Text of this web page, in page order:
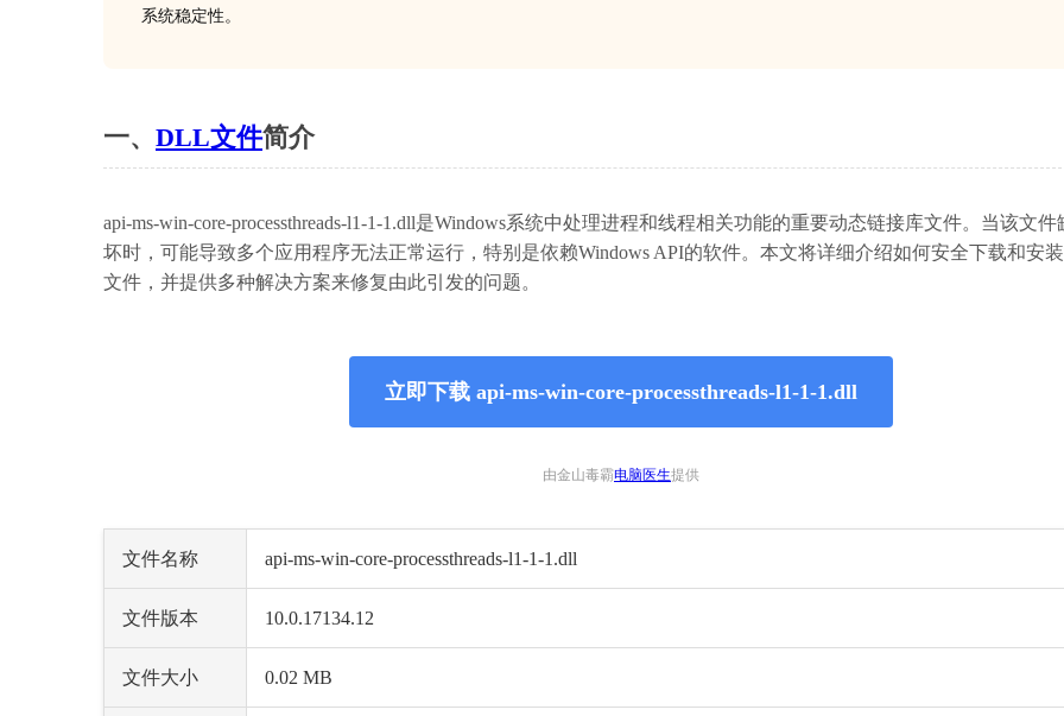
系统稳定性。
一、 DLL文件简介
api-ms-win-core-processthreads-l1-1-1.dll是Windows系统中处理进程和线程相关功能的重要动态链接库文件。当该文
坏时，可能导致多个应用程序无法正常运行，特别是依赖Windows API的软件。本文将详细介绍如何安全下载和安
文件，并提供多种解决方案来修复由此引发的问题。
立即下载 api-ms-win-core-processthreads-l1-1-1.dll
由金山毒霸电脑医生提供
文件名称 api-ms-win-core-processthreads-l1-1-1.dll
文件版本 10.0.17134.12
文件大小 0.02 MB